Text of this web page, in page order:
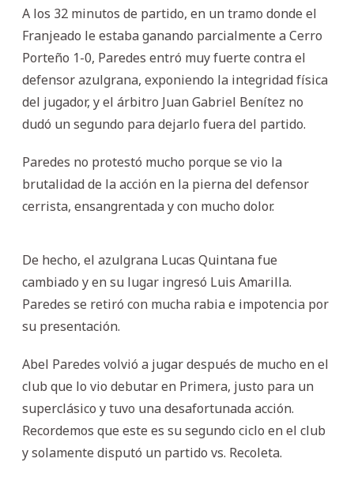
A los 32 minutos de partido, en un tramo donde el
Franjeado le estaba ganando parcialmente a Cerro
Porteño 1-0, Paredes entró muy fuerte contra el
defensor azulgrana, exponiendo la integridad física
del jugador, y el árbitro Juan Gabriel Benítez no
dudó un segundo para dejarlo fuera del partido.
Paredes no protestó mucho porque se vio la
brutalidad de la acción en la pierna del defensor
cerrista, ensangrentada y con mucho dolor.
De hecho, el azulgrana Lucas Quintana fue
cambiado y en su lugar ingresó Luis Amarilla.
Paredes se retiró con mucha rabia e impotencia por
su presentación.
Abel Paredes volvió a jugar después de mucho en el
club que lo vio debutar en Primera, justo para un
superclásico y tuvo una desafortunada acción.
Recordemos que este es su segundo ciclo en el club
y solamente disputó un partido vs. Recoleta.